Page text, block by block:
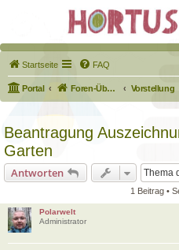
Startseite FAQ
Portal Foren-Übersicht Vorstellung
Beantragung
Garten
Antworten
1 Beitrag •
Polarwelt
Administrator